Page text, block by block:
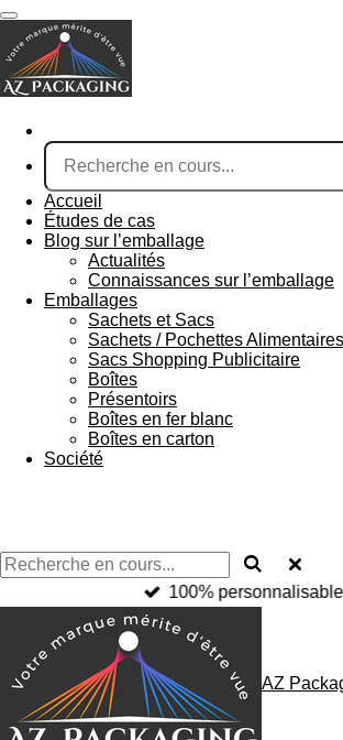
Passer
au
contenu
principal
Accueil
Études de cas
Blog sur l’emballage
Actualités
Connaissances sur l’emballage
Emballages
Sachets et Sacs
Sachets / Pochettes Alimentaires
Sacs Shopping Publicitaire
Boîtes
Présentoirs
Boîtes en fer blanc
Boîtes en carton
Société
100%
AZ